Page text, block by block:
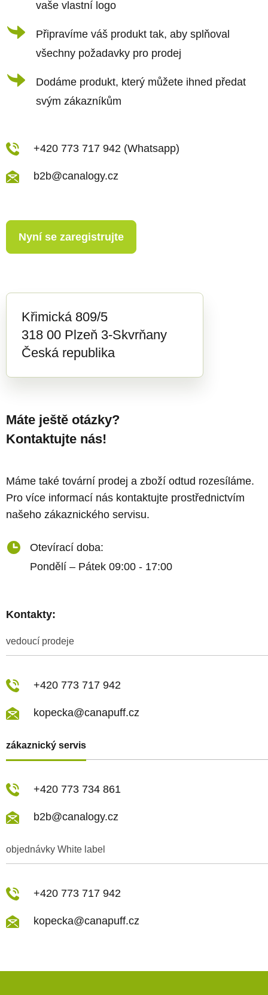
k
y
v
ý
u
vaše vlastní logo
Připravíme váš produkt tak, aby splňoval
všechny požadavky pro prodej
Dodáme produkt, který můžete ihned předat
svým zákazníkům
+420 773 717 942 (Whatsapp)
b2b@canalogy.cz
Nyní se zaregistrujte
Křimická 809/5
318 00 Plzeň 3-Skvrňany
Česká republika
Máte ještě otázky?
Kontaktujte nás!
Máme také tovární prodej a zboží odtud rozesíláme.
Pro více informací nás kontaktujte prostřednictvím
našeho zákaznického servisu.
Otevírací doba:
Pondělí – Pátek 09:00 - 17:00
Kontakty:
zákaznický servis
vedoucí prodeje
objednávky White label
+420 773 717 942
kopecka@canapuff.cz
+420 773 734 861
b2b@canalogy.cz
+420 773 717 942
kopecka@canapuff.cz